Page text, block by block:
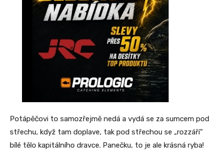
Potápěčovi to samozřejmě nedá a vydá se za sumcem pod
střechu, když tam doplave, tak pod střechou se „rozzáří“
bílé tělo kapitálního dravce. Panečku, to je ale krásná ryba!